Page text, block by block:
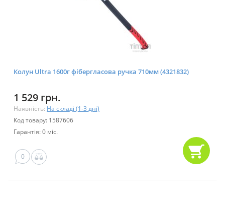
Колун Ultra 1600г фібергласова ручка 710мм (4321832)
1 529 грн.
Наявність: На складі (1-3 дні)
Код товару: 1587606
Гарантія: 0 міс.
0